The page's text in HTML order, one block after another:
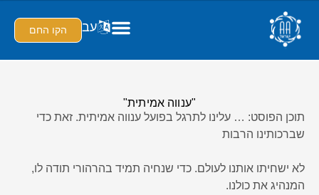
הקו החם עב
"ענווה אמיתית"
תוכן הפוסט: … עלינו לתרגל בפועל ענווה אמיתית. זאת כדי
שברכותינו הרבות
לא ישחיתו אותנו לעולם. כדי שנחיה תמיד בהרהורי תודה לו,
המנהיג את כולנו.